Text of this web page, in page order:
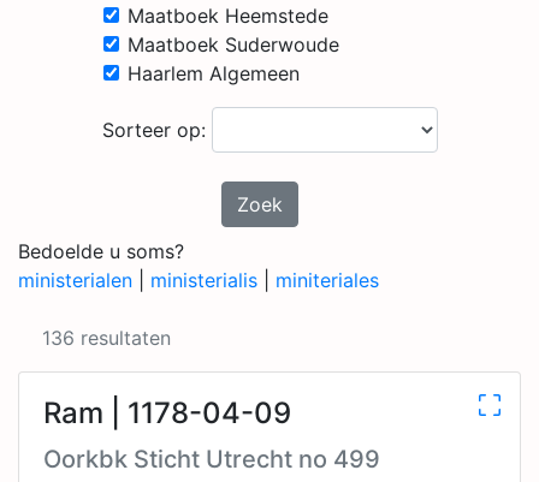
Maatboek Heemstede
Maatboek Suderwoude
Haarlem Algemeen
Sorteer op:
Zoek
Bedoelde u soms?
ministerialen
ministerialis miniteriales
136 resultaten
Ram | 1178-04-09
Oorkbk Sticht Utrecht no 499